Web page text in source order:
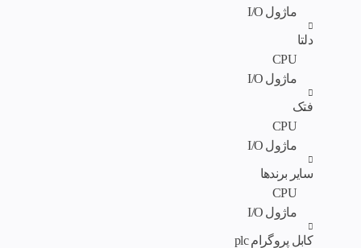
ماژول I/O
دلتا
CPU
ماژول I/O
فتک
CPU
ماژول I/O
سایر برندها
CPU
ماژول I/O
کابل پروگرام plc